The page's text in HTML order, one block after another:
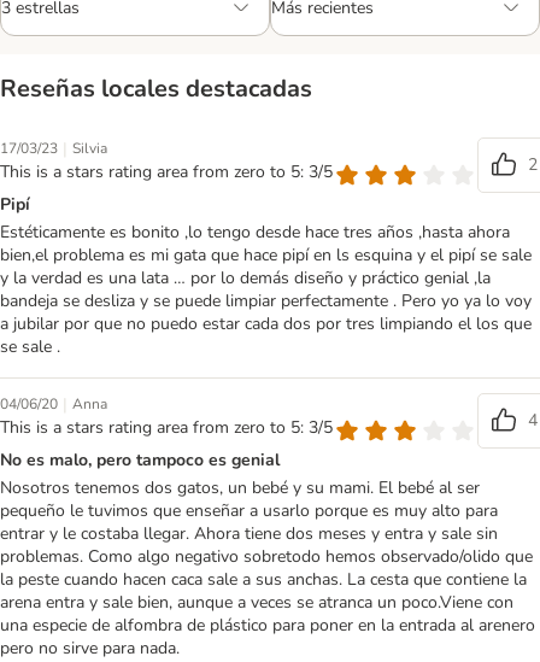
Reseñas locales destacadas
17/03/23 | Silvia
This is a stars rating area from zero to 5: 3/5
2
Pipí
Estéticamente es bonito ,lo tengo desde hace tres años ,hasta ahora
bien,el problema es mi gata que hace pipí en ls esquina y el pipí se sale
y la verdad es una lata … por lo demás diseño y práctico genial ,la
bandeja se desliza y se puede limpiar perfectamente . Pero yo ya lo voy
a jubilar por que no puedo estar cada dos por tres limpiando el los que
se sale .
04/06/20 | Anna
This is a stars rating area from zero to 5: 3/5
4
No es malo, pero tampoco es genial
Nosotros tenemos dos gatos, un bebé y su mami. El bebé al ser
pequeño le tuvimos que enseñar a usarlo porque es muy alto para
entrar y le costaba llegar. Ahora tiene dos meses y entra y sale sin
problemas. Como algo negativo sobretodo hemos observado/olido que
la peste cuando hacen caca sale a sus anchas. La cesta que contiene la
arena entra y sale bien, aunque a veces se atranca un poco.Viene con
una especie de alfombra de plástico para poner en la entrada al arenero
pero no sirve para nada.